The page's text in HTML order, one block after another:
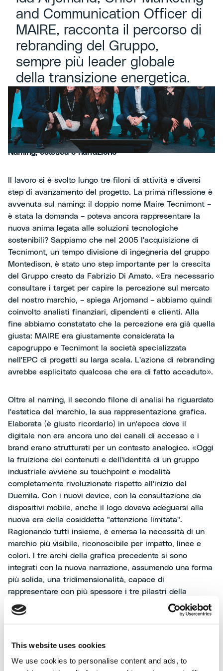
This website uses cookies
We use cookies to personalise content and ads, to
and Communication Officer di
MAIRE, racconta il percorso di
rebranding del Gruppo,
sempre più leader globale
della transizione energetica.
Naming, estetica e narrazione
Il lavoro si è svolto lungo tre filoni di attività e diversi
step di avanzamento del progetto. La prima riflessione è
avvenuta sul naming: il doppio nome Maire Tecnimont –
è stata la domanda – poteva ancora rappresentare la
nuova anima legata alle soluzioni tecnologiche
sostenibili? Sappiamo che nel 2005 l'acquisizione di
Tecnimont, un tempo divisione di ingegneria del gruppo
Montedison, è stato uno step importante per la crescita
del Gruppo creato da Fabrizio Di Amato. «Era necessario
consultare i target per capire la percezione sul mercato
del nostro marchio, – spiega Arjomand – abbiamo quindi
coinvolto analisti finanziari, dipendenti e clienti. Alla
fine abbiamo constatato che la percezione era già quella
giusta: MAIRE era giustamente considerata la
capogruppo e Tecnimont la società specializzata
nell'EPC di progetti su larga scala. L'azione di rebranding
avrebbe esplicitato qualcosa che era di fatto accaduto».
Oltre al naming, il secondo filone di analisi ha riguardato
l'estetica del marchio, la sua rappresentazione grafica.
Elaborata (è giusto ricordarlo) in un'epoca dove il
digitale non era ancora uno dei canali di accesso e i
brand erano strutturati per un contesto analogico. «Oggi
la fruizione dei contenuti e dell'identità di un gruppo
industriale avviene su touchpoint e modalità
completamente rivoluzionate rispetto all'inizio del
Duemila. Con i nuovi device, con la consultazione da
dispositivi mobile, anche il logo doveva adeguarsi alla
nuova era della cosiddetta "attenzione limitata".
Ragionando tutti insieme, è emersa la necessità di un
marchio più visibile, riconoscibile per impatto, linee e
colori. I tre archi della grafica precedente si sono
integrati con la nuova narrazione, assumendo una forma
più solida, una tridimensionalità, capace di
rappresentare con più spessore i tre pilastri della
sostenibilità: ambientale (il pianeta), sociale (l'umanità),
economica (l'industria). Nel caso degli archi di Maire
non doveva infatti comunicare un cambio nella natura